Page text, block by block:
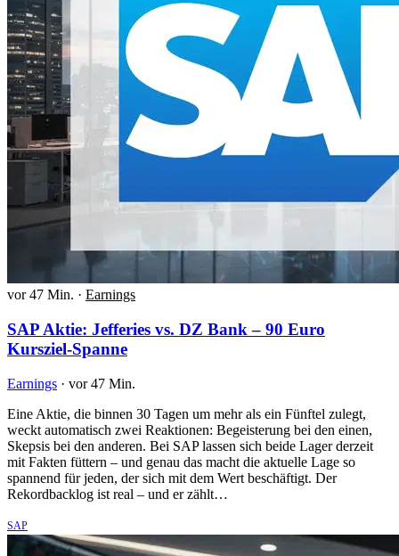
vor 47 Min. · Earnings
SAP Aktie: Jefferies vs. DZ Bank – 90 Euro
Kursziel-Spanne
Earnings · vor 47 Min.
Eine Aktie, die binnen 30 Tagen um mehr als ein Fünftel zulegt,
weckt automatisch zwei Reaktionen: Begeisterung bei den einen,
Skepsis bei den anderen. Bei SAP lassen sich beide Lager derzeit
mit Fakten füttern – und genau das macht die aktuelle Lage so
spannend für jeden, der sich mit dem Wert beschäftigt. Der
Rekordbacklog ist real – und er zählt…
SAP